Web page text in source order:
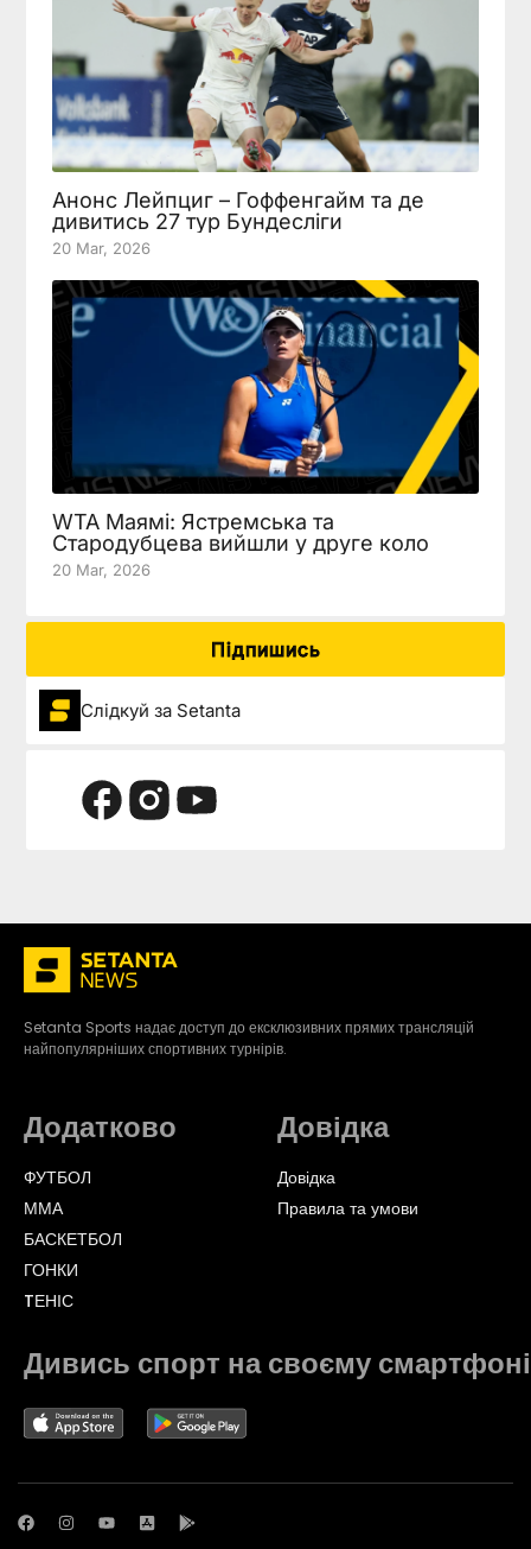
Анонс Лейпциг – Гоффенгайм та де
дивитись 27 тур Бундесліги
20 Mar, 2026
WTA Маямі: Ястремська та
Стародубцева вийшли у друге коло
20 Mar, 2026
Підпишись
Слідкуй за Setanta
Setanta Sports надає доступ до ексклюзивних прямих трансляцій
найпопулярніших спортивних турнірів.
Додатково
ФУТБОЛ
ММА
БАСКЕТБОЛ
ГОНКИ
TЕНІС
Довідка
Довідка
Правила та умови
Дивись спорт на своєму смартфоні